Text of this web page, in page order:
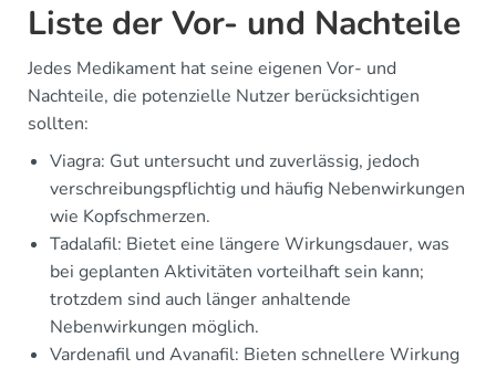
Liste der Vor- und Nachteile
Jedes Medikament hat seine eigenen Vor- und
Nachteile, die potenzielle Nutzer berücksichtigen
sollten:
Viagra: Gut untersucht und zuverlässig, jedoch
verschreibungspflichtig und häufig Nebenwirkungen
wie Kopfschmerzen.
Tadalafil: Bietet eine längere Wirkungsdauer, was
bei geplanten Aktivitäten vorteilhaft sein kann;
trotzdem sind auch länger anhaltende
Nebenwirkungen möglich.
Vardenafil und Avanafil: Bieten schnellere Wirkung